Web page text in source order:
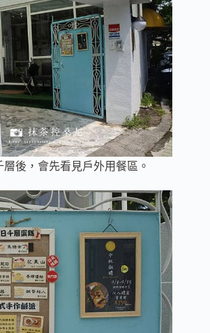
層後，會先看見戶外用餐區。